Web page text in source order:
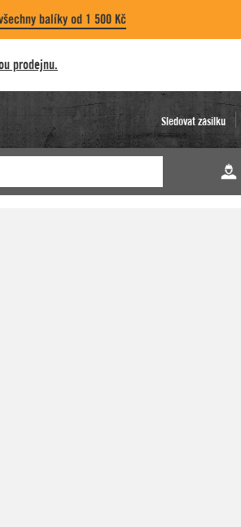
balíky od 1 500 Kč
prodejnu.
Sledovat zásilku